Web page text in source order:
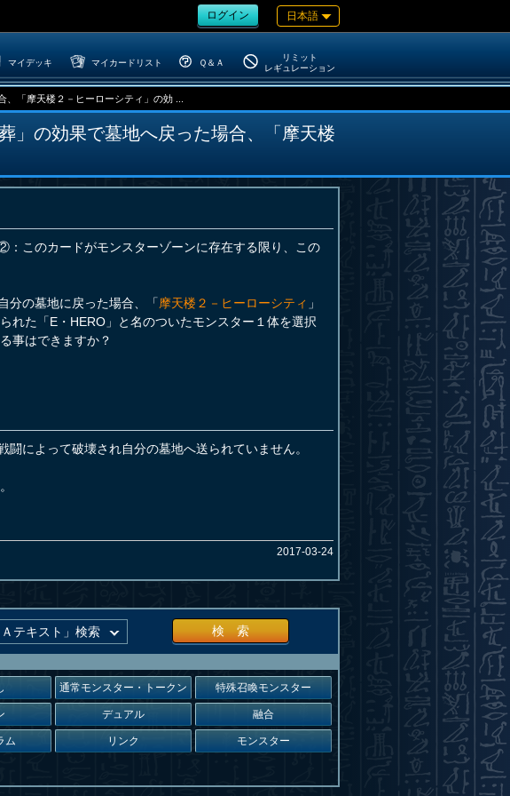
ログイン 日本語
マイデッキ マイカードリスト Ｑ＆Ａ
リミット
レギュレーション
「摩天楼２－ヒーローシティ」の効 ...
」の効果で墓地へ戻った場合、「摩天楼
：このカードがモンスターゾーンに存在する限り、この
分の墓地に戻った場合、「摩天楼２－ヒーローシティ 」
れた「E・HERO」と名のついたモンスター１体を選択
事はできますか？
闘によって破壊され自分の墓地へ送られていません。
2017-03-24
検 索
通常モンスター・トークン 特殊召喚モンスター
デュアル 融合
ム リンク モンスター